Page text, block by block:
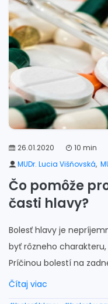
#co sposobuje bolest hlavy
#ako zastavit bolest hlavy
#novalgin bolest hlavy
#paralen na bolest hlavy
#domaci liek na bolest
26.01.2020
10 min
MUDr. Lucia Višňovská,
Čo pomôže
časti hlavy?
Bolesť hlavy je
byť rôzneho
Príčinou bolestí na
Čítaj viac